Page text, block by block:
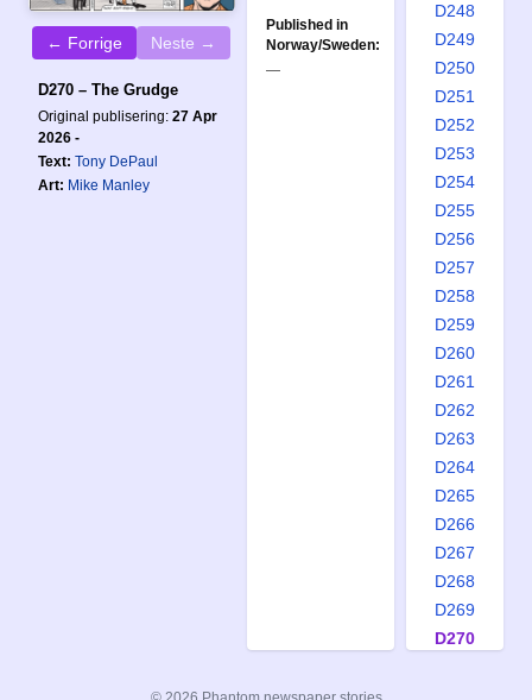
← Forrige Neste →
D270 – The Grudge
Original publisering: 27 Apr
2026 -
Text: Tony DePaul
Art: Mike Manley
Published in
Norway/Sweden:
—
D248
D249
D250
D251
D252
D253
D254
D255
D256
D257
D258
D259
D260
D261
D262
D263
D264
D265
D266
D267
D268
D269
D270